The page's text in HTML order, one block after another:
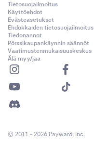
Tietosuojailmoitus
Käyttöehdot
Evästeasetukset
Ehdokkaiden tietosuojailmoitus
Tiedonannot
Pörssikaupankäynnin säännöt
Vaatimustenmukaisuuskeskus
Älä myy/jaa
© 2011 - 2026 Payward, Inc.